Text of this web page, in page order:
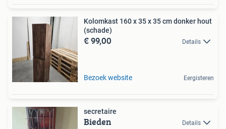
Kolomkast 160 x 35 x 35 cm donker hout
(schade)
€ 99,00 Details
Bezoek website Eergisteren
secretaire
Bieden Details